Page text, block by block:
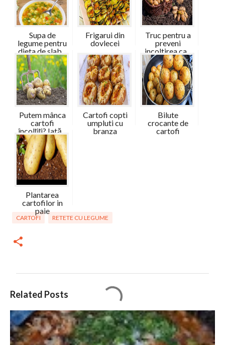
Supa de
legume pentru
dieta de slab...
Frigarui din
dovlecei
Truc pentru a
preveni
incoltirea ca...
Putem mânca
cartofi
încolțiți? Iată...
Cartofi copti
umpluti cu
branza
Bilute
crocante de
cartofi
Plantarea
cartofilor in
paie
CARTOFI RETETE CU LEGUME
Related Posts
C
m
e